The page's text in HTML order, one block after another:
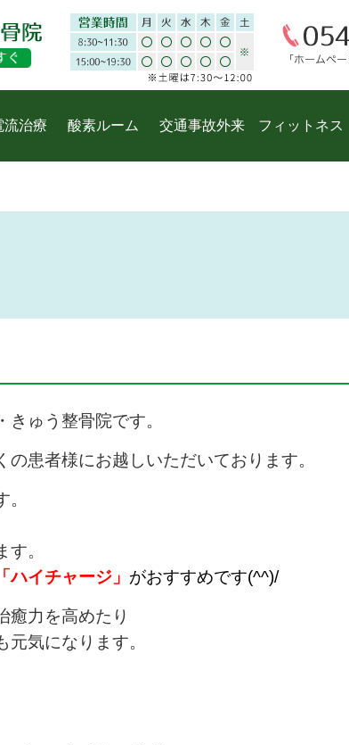
流治療 酸素ルーム 交通事故外来 フィットネス
ゅう整骨院です。
患者様にお越しいただいております。
。
「ハイチャージ」 がおすすめです(^^)/
癒力を高めたり
気になります。